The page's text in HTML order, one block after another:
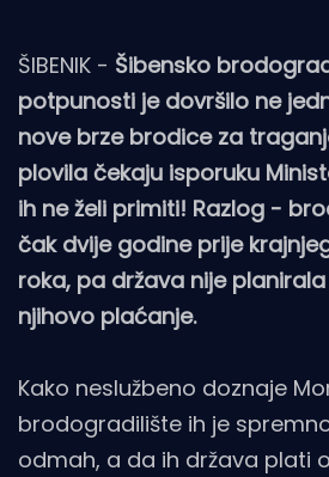
ŠIBENIK - Šibensko
potpunosti je dovršilo ne
nove brze brodice za
plovila čekaju isporuku
ih ne želi primiti! Razlog -
čak dvije godine prije
roka, pa država nije
njihovo plaćanje.
Kako neslužbeno doznaje
brodogradilište ih je
odmah, a da ih država plati